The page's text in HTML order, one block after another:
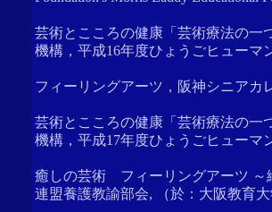
芸術とこころの健康「芸術療法の一
機構，平成16年度ひょうごヒューマ
フィーリングアーツ，阪神シニアカ
芸術とこころの健康「芸術療法の一
機構，平成17年度ひょうごヒューマ
癒しの芸術 フィーリングアーツ ～
連盟養護教諭部会, （於：大阪教育